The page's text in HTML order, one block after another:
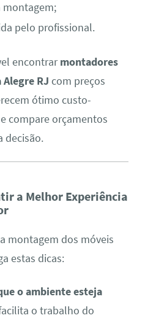
montagem;
pelo profissional.
encontrarmontadores
RJ com preços
ótimo custo-
compare orçamentos
decisão.
a Melhor Experiência
montagem dos móveis
estas dicas:
o ambiente esteja
o trabalho do